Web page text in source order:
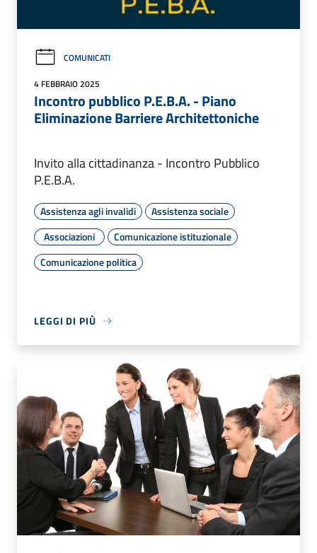
COMUNICATI
4 FEBBRAIO 2025
Incontro pubblico P.E.B.A. - Piano
Eliminazione Barriere Architettoniche
Invito alla cittadinanza - Incontro Pubblico
P.E.B.A.
Assistenza agli invalidi
Assistenza sociale
Associazioni
Comunicazione istituzionale
Comunicazione politica
LEGGI DI PIÙ